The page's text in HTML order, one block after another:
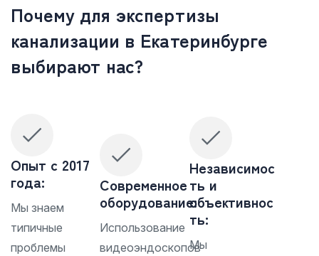
Почему для экспертизы
канализации в Екатеринбурге
выбирают нас?
Опыт с 2017
года:
Мы знаем
типичные
проблемы
Современное
оборудование:
Использование
видеоэндоскопов
Независимос
ть и
объективнос
ть:
Мы